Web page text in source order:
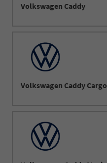
Volkswagen Caddy
Volkswagen Caddy Cargo